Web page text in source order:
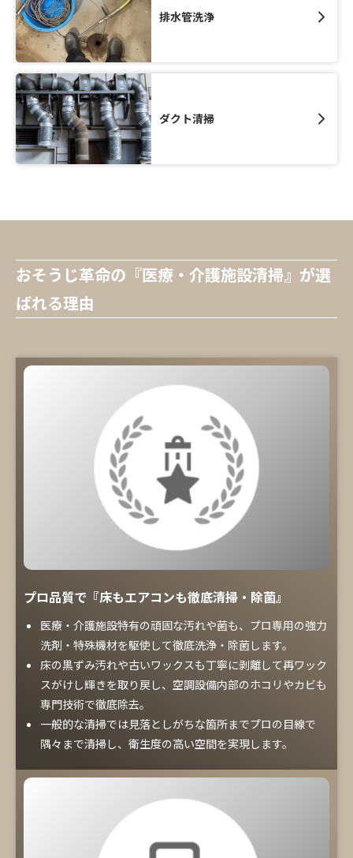
排水管洗浄
ダクト清掃
おそうじ革命の『医療・介護施設清掃』が選
ばれる理由
プロ品質で『床もエアコンも徹底清掃・除菌』
医療・介護施設特有の頑固な汚れや菌も、プロ専用の強力
洗剤・特殊機材を駆使して徹底洗浄・除菌します。
床の黒ずみ汚れや古いワックスも丁寧に剥離して再ワック
スがけし輝きを取り戻し、空調設備内部のホコリやカビも
専門技術で徹底除去。
一般的な清掃では見落としがちな箇所までプロの目線で
隅々まで清掃し、衛生度の高い空間を実現します。